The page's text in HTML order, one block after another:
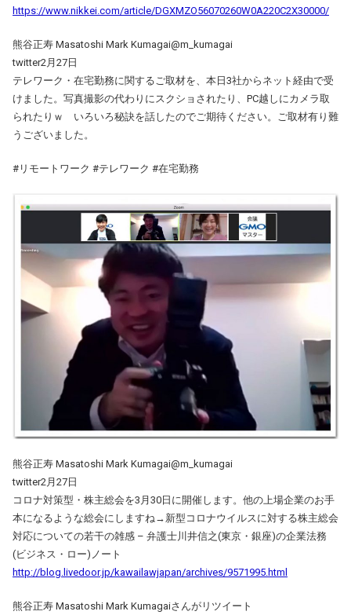
https://www.nikkei.com/article/DGXMZO56070260W0A220C2X30000/
熊谷正寿 Masatoshi Mark Kumagai@m_kumagai
twitter2月27日
テレワーク・在宅勤務に関するご取材を、本日3社からネット経由で受
けました。写真撮影の代わりにスクショされたり、PC越しにカメラ取
られたりｗ いろいろ秘訣を話したのでご期待ください。ご取材有り難
うございました。
#リモートワーク #テレワーク #在宅勤務
熊谷正寿 Masatoshi Mark Kumagai@m_kumagai
twitter2月27日
コロナ対策型・株主総会を3月30日に開催します。他の上場企業のお手
本になるような総会にしますね→新型コロナウイルスに対する株主総会
対応についての若干の雑感 – 弁護士川井信之(東京・銀座)の企業法務
(ビジネス・ロー)ノート
http://blog.livedoor.jp/kawailawjapan/archives/9571995.html
熊谷正寿 Masatoshi Mark Kumagaiさんがリツイート